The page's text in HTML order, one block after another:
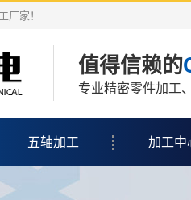
家！
值得信赖的
专业精密零件加工
五轴加工 加工中